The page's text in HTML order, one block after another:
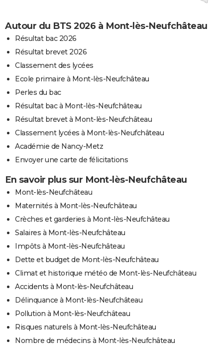
Autour du BTS 2026 à Mont-lès-Neufchâteau
Résultat bac 2026
Résultat brevet 2026
Classement des lycées
Ecole primaire à Mont-lès-Neufchâteau
Perles du bac
Résultat bac à Mont-lès-Neufchâteau
Résultat brevet à Mont-lès-Neufchâteau
Classement lycées à Mont-lès-Neufchâteau
Académie de Nancy-Metz
Envoyer une carte de félicitations
En savoir plus sur Mont-lès-Neufchâteau
Mont-lès-Neufchâteau
Maternités à Mont-lès-Neufchâteau
Crèches et garderies à Mont-lès-Neufchâteau
Salaires à Mont-lès-Neufchâteau
Impôts à Mont-lès-Neufchâteau
Dette et budget de Mont-lès-Neufchâteau
Climat et historique météo de Mont-lès-Neufchâteau
Accidents à Mont-lès-Neufchâteau
Délinquance à Mont-lès-Neufchâteau
Pollution à Mont-lès-Neufchâteau
Risques naturels à Mont-lès-Neufchâteau
Nombre de médecins à Mont-lès-Neufchâteau